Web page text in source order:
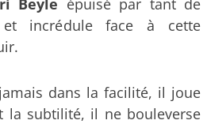
Beyle épuisé par tant de
et incrédule face à cette
dans la facilité, il joue
la subtilité, il ne bouleverse